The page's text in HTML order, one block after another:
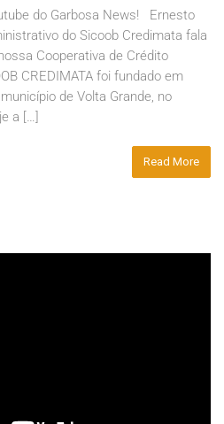
do Garbosa News! Ernesto
do Sicoob Credimata fala
Cooperativa de Crédito
CREDIMATA foi fundado em
de Volta Grande, no
a […]
Read More